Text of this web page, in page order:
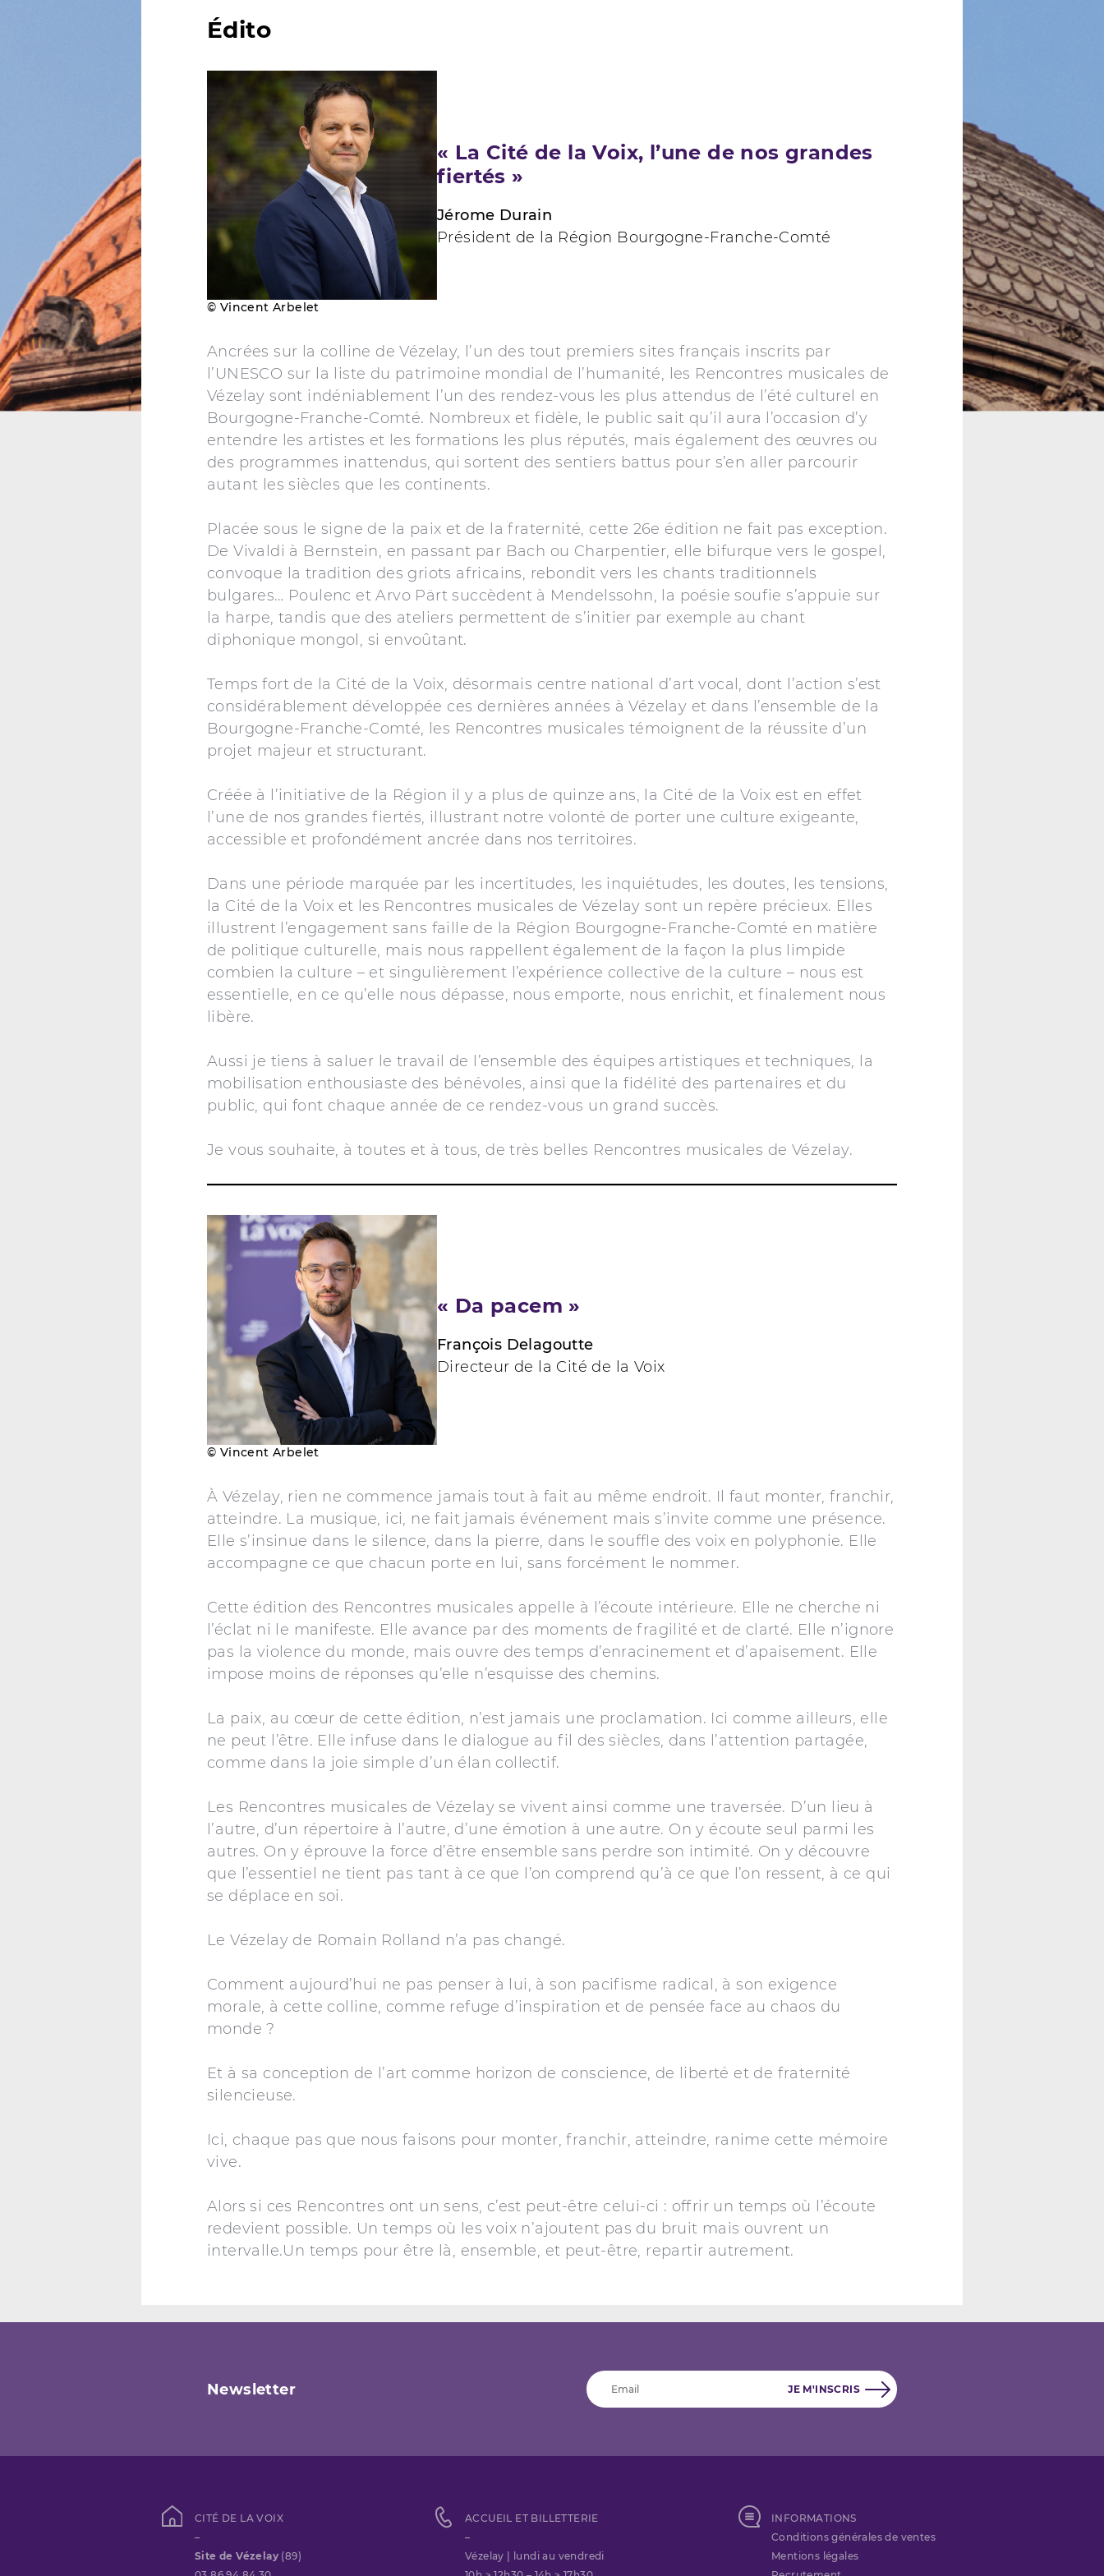
Édito
© Vincent Arbelet
« La Cité de la Voix, l’une de nos grandes
fiertés »
Jérome Durain
Président de la Région Bourgogne-Franche-Comté
Ancrées sur la colline de Vézelay, l’un des tout premiers sites français inscrits par
l’UNESCO sur la liste du patrimoine mondial de l’humanité, les Rencontres musicales de
Vézelay sont indéniablement l’un des rendez-vous les plus attendus de l’été culturel en
Bourgogne-Franche-Comté. Nombreux et fidèle, le public sait qu’il aura l’occasion d’y
entendre les artistes et les formations les plus réputés, mais également des œuvres ou
des programmes inattendus, qui sortent des sentiers battus pour s’en aller parcourir
autant les siècles que les continents.
Placée sous le signe de la paix et de la fraternité, cette 26e édition ne fait pas exception.
De Vivaldi à Bernstein, en passant par Bach ou Charpentier, elle bifurque vers le gospel,
convoque la tradition des griots africains, rebondit vers les chants traditionnels
bulgares… Poulenc et Arvo Pärt succèdent à Mendelssohn, la poésie soufie s’appuie sur
la harpe, tandis que des ateliers permettent de s’initier par exemple au chant
diphonique mongol, si envoûtant.
Temps fort de la Cité de la Voix, désormais centre national d’art vocal, dont l’action s’est
considérablement développée ces dernières années à Vézelay et dans l’ensemble de la
Bourgogne-Franche-Comté, les Rencontres musicales témoignent de la réussite d’un
projet majeur et structurant.
Créée à l’initiative de la Région il y a plus de quinze ans, la Cité de la Voix est en effet
l’une de nos grandes fiertés, illustrant notre volonté de porter une culture exigeante,
accessible et profondément ancrée dans nos territoires.
Dans une période marquée par les incertitudes, les inquiétudes, les doutes, les tensions,
la Cité de la Voix et les Rencontres musicales de Vézelay sont un repère précieux. Elles
illustrent l’engagement sans faille de la Région Bourgogne-Franche-Comté en matière
de politique culturelle, mais nous rappellent également de la façon la plus limpide
combien la culture – et singulièrement l’expérience collective de la culture – nous est
essentielle, en ce qu’elle nous dépasse, nous emporte, nous enrichit, et finalement nous
libère.
Aussi je tiens à saluer le travail de l’ensemble des équipes artistiques et techniques, la
mobilisation enthousiaste des bénévoles, ainsi que la fidélité des partenaires et du
public, qui font chaque année de ce rendez-vous un grand succès.
Je vous souhaite, à toutes et à tous, de très belles Rencontres musicales de Vézelay.
© Vincent Arbelet
« Da pacem »
François Delagoutte
Directeur de la Cité de la Voix
À Vézelay, rien ne commence jamais tout à fait au même endroit. Il faut monter, franchir,
atteindre. La musique, ici, ne fait jamais événement mais s’invite comme une présence.
Elle s’insinue dans le silence, dans la pierre, dans le souffle des voix en polyphonie. Elle
accompagne ce que chacun porte en lui, sans forcément le nommer.
Cette édition des Rencontres musicales appelle à l’écoute intérieure. Elle ne cherche ni
l’éclat ni le manifeste. Elle avance par des moments de fragilité et de clarté. Elle n’ignore
pas la violence du monde, mais ouvre des temps d’enracinement et d’apaisement. Elle
impose moins de réponses qu’elle n’esquisse des chemins.
La paix, au cœur de cette édition, n’est jamais une proclamation. Ici comme ailleurs, elle
ne peut l’être. Elle infuse dans le dialogue au fil des siècles, dans l’attention partagée,
comme dans la joie simple d’un élan collectif.
Les Rencontres musicales de Vézelay se vivent ainsi comme une traversée. D’un lieu à
l’autre, d’un répertoire à l’autre, d’une émotion à une autre. On y écoute seul parmi les
autres. On y éprouve la force d’être ensemble sans perdre son intimité. On y découvre
que l’essentiel ne tient pas tant à ce que l’on comprend qu’à ce que l’on ressent, à ce qui
se déplace en soi.
Le Vézelay de Romain Rolland n’a pas changé.
Comment aujourd’hui ne pas penser à lui, à son pacifisme radical, à son exigence
morale, à cette colline, comme refuge d’inspiration et de pensée face au chaos du
monde ?
Et à sa conception de l’art comme horizon de conscience, de liberté et de fraternité
silencieuse.
Ici, chaque pas que nous faisons pour monter, franchir, atteindre, ranime cette mémoire
vive.
Alors si ces Rencontres ont un sens, c’est peut-être celui-ci : offrir un temps où l’écoute
redevient possible. Un temps où les voix n’ajoutent pas du bruit mais ouvrent un
intervalle.Un temps pour être là, ensemble, et peut-être, repartir autrement.
Newsletter
CITÉ DE LA VOIX
–
Site de Vézelay (89)
ACCUEIL ET BILLETTERIE
–
Vézelay | lundi au vendredi
INFORMATIONS
Conditions générales de ventes
Mentions légales